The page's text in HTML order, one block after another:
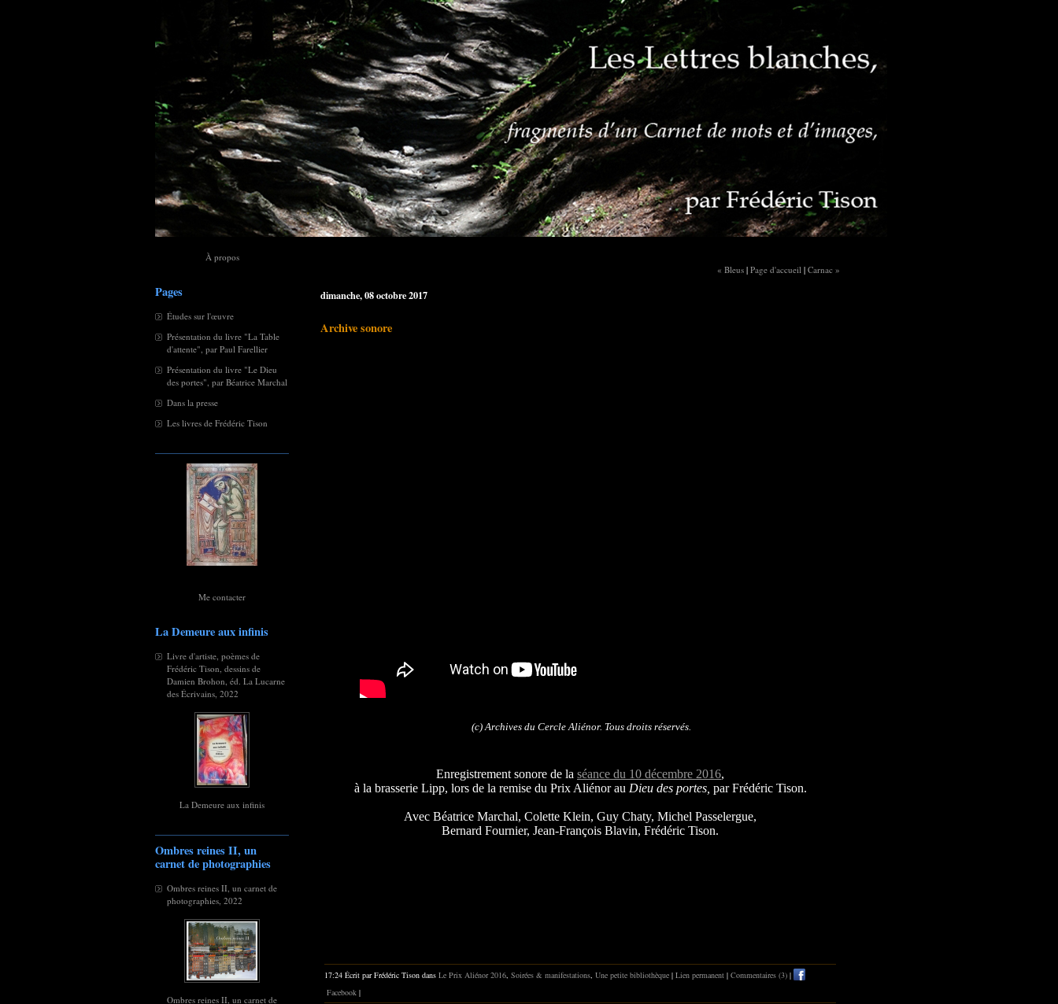
À propos
Pages
Études sur l'œuvre
Présentation du livre "La Table
d'attente", par Paul Farellier
Présentation du livre "Le Dieu
des portes", par Béatrice Marchal
Dans la presse
Les livres de Frédéric Tison
Me contacter
La Demeure aux infinis
Livre d'artiste, poèmes de
Frédéric Tison, dessins de
Damien Brohon, éd. La Lucarne
des Écrivains, 2022
La Demeure aux infinis
Ombres reines II, un
carnet de photographies
Ombres reines II, un carnet de
photographies, 2022
Ombres reines II, un carnet de
« Bleus | Page d'accueil | Carnac »
dimanche, 08 octobre 2017
Archive sonore
(c) Archives du Cercle Aliénor. Tous droits réservés.
Enregistrement sonore de la séance du 10 décembre 2016,
à la brasserie Lipp, lors de la remise du Prix Aliénor au Dieu des portes, par Frédéric Tison.
Avec Béatrice Marchal, Colette Klein, Guy Chaty, Michel Passelergue,
Bernard Fournier, Jean-François Blavin, Frédéric Tison.
17:24 Écrit par Frédéric Tison dans Le Prix Aliénor 2016, Soirées & manifestations, Une petite bibliothèque | Lien permanent | Commentaires (3) |
Facebook |